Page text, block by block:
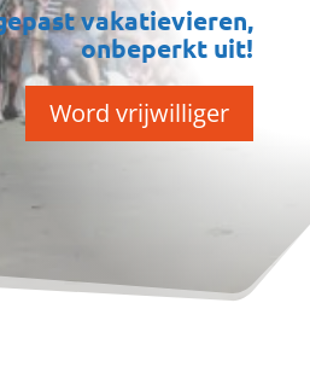
vakatievieren,
onbeperkt uit!
Word vrijwilliger